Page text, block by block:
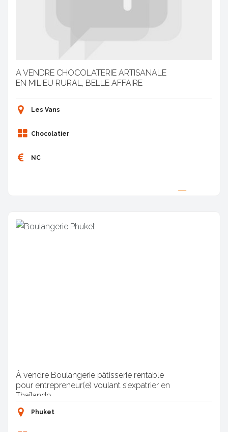
A VENDRE CHOCOLATERIE ARTISANALE
EN MILIEU RURAL, BELLE AFFAIRE
Les Vans
Chocolatier
NC
À vendre Boulangerie pâtisserie rentable
pour entrepreneur(e) voulant s’expatrier en
Thaïlande.
Phuket